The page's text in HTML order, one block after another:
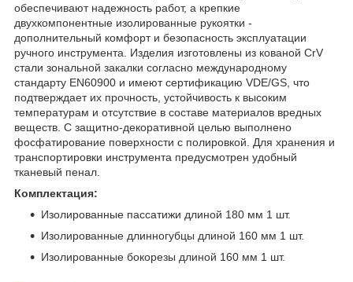
обеспечивают надежность работ, а крепкие
двухкомпонентные изолированные рукоятки -
дополнительный комфорт и безопасность эксплуатации
ручного инструмента. Изделия изготовлены из кованой CrV
стали зональной закалки согласно международному
стандарту EN60900 и имеют сертификацию VDE/GS, что
подтверждает их прочность, устойчивость к высоким
температурам и отсутствие в составе материалов вредных
веществ. С защитно-декоративной целью выполнено
фосфатирование поверхности с полировкой. Для хранения и
транспортировки инструмента предусмотрен удобный
тканевый пенал.
Комплектация:
Изолированные пассатижи длиной 180 мм 1 шт.
Изолированные длинногубцы длиной 160 мм 1 шт.
Изолированные бокорезы длиной 160 мм 1 шт.